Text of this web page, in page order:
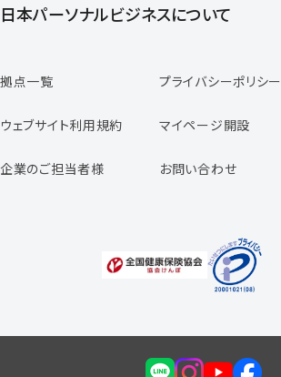
登録から就業開始までの流れ
日本パーソナルビジネスについて
スタッフの声
専任コンサルタントの声
福利厚生のご案内
拠点一覧 プライバシーポリシー
ウェブサイト利用規約 マイページ開設
企業のご担当者様 お問い合わせ